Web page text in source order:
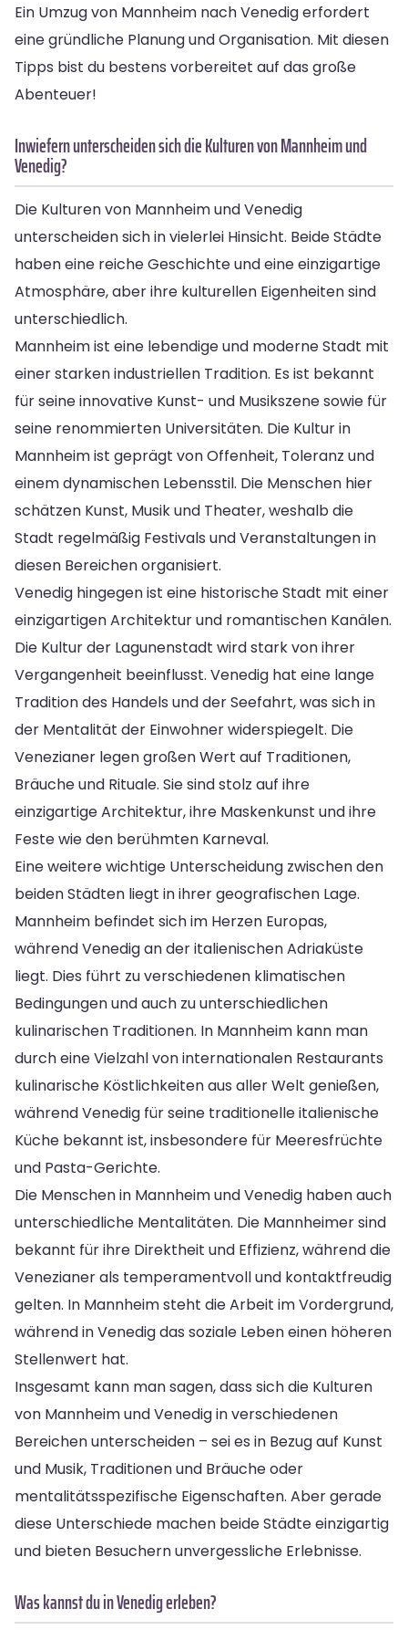
Ein Umzug von Mannheim nach Venedig erfordert
eine gründliche Planung und Organisation. Mit diesen
Tipps bist du bestens vorbereitet auf das große
Abenteuer!
Inwiefern unterscheiden sich die Kulturen von Mannheim und
Venedig?
Die Kulturen von Mannheim und Venedig
unterscheiden sich in vielerlei Hinsicht. Beide Städte
haben eine reiche Geschichte und eine einzigartige
Atmosphäre, aber ihre kulturellen Eigenheiten sind
unterschiedlich.
Mannheim ist eine lebendige und moderne Stadt mit
einer starken industriellen Tradition. Es ist bekannt
für seine innovative Kunst- und Musikszene sowie für
seine renommierten Universitäten. Die Kultur in
Mannheim ist geprägt von Offenheit, Toleranz und
einem dynamischen Lebensstil. Die Menschen hier
schätzen Kunst, Musik und Theater, weshalb die
Stadt regelmäßig Festivals und Veranstaltungen in
diesen Bereichen organisiert.
Venedig hingegen ist eine historische Stadt mit einer
einzigartigen Architektur und romantischen Kanälen.
Die Kultur der Lagunenstadt wird stark von ihrer
Vergangenheit beeinflusst. Venedig hat eine lange
Tradition des Handels und der Seefahrt, was sich in
der Mentalität der Einwohner widerspiegelt. Die
Venezianer legen großen Wert auf Traditionen,
Bräuche und Rituale. Sie sind stolz auf ihre
einzigartige Architektur, ihre Maskenkunst und ihre
Feste wie den berühmten Karneval.
Eine weitere wichtige Unterscheidung zwischen den
beiden Städten liegt in ihrer geografischen Lage.
Mannheim befindet sich im Herzen Europas,
während Venedig an der italienischen Adriaküste
liegt. Dies führt zu verschiedenen klimatischen
Bedingungen und auch zu unterschiedlichen
kulinarischen Traditionen. In Mannheim kann man
durch eine Vielzahl von internationalen Restaurants
kulinarische Köstlichkeiten aus aller Welt genießen,
während Venedig für seine traditionelle italienische
Küche bekannt ist, insbesondere für Meeresfrüchte
und Pasta-Gerichte.
Die Menschen in Mannheim und Venedig haben auch
unterschiedliche Mentalitäten. Die Mannheimer sind
bekannt für ihre Direktheit und Effizienz, während die
Venezianer als temperamentvoll und kontaktfreudig
gelten. In Mannheim steht die Arbeit im Vordergrund,
während in Venedig das soziale Leben einen höheren
Stellenwert hat.
Insgesamt kann man sagen, dass sich die Kulturen
von Mannheim und Venedig in verschiedenen
Bereichen unterscheiden – sei es in Bezug auf Kunst
und Musik, Traditionen und Bräuche oder
mentalitätsspezifische Eigenschaften. Aber gerade
diese Unterschiede machen beide Städte einzigartig
und bieten Besuchern unvergessliche Erlebnisse.
Was kannst du in Venedig erleben?